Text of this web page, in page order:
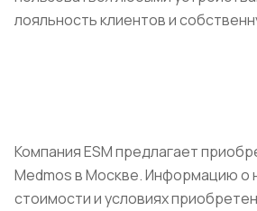
лояльность клиентов и
Компания ESM предлагает
Medmos в Москве. Информацию о
стоимости и условиях